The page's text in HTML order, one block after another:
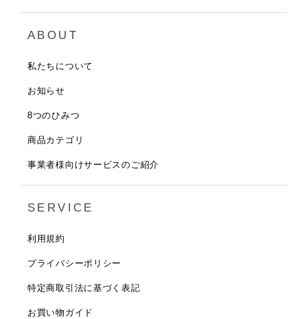
ABOUT
私たちについて
お知らせ
8つのひみつ
商品カテゴリ
事業者様向けサービスのご紹介
SERVICE
利用規約
プライバシーポリシー
特定商取引法に基づく表記
お買い物ガイド